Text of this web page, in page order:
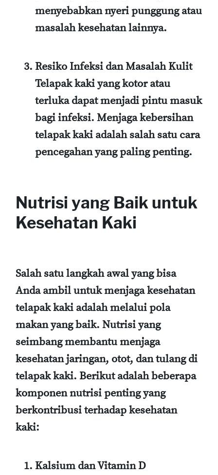
menyebabkan nyeri punggung atau
masalah kesehatan lainnya.
Resiko Infeksi dan Masalah Kulit
Telapak kaki yang kotor atau
terluka dapat menjadi pintu masuk
bagi infeksi. Menjaga kebersihan
telapak kaki adalah salah satu cara
pencegahan yang paling penting.
Nutrisi yang Baik untuk
Kesehatan Kaki
Salah satu langkah awal yang bisa
Anda ambil untuk menjaga kesehatan
telapak kaki adalah melalui pola
makan yang baik. Nutrisi yang
seimbang membantu menjaga
kesehatan jaringan, otot, dan tulang di
telapak kaki. Berikut adalah beberapa
komponen nutrisi penting yang
berkontribusi terhadap kesehatan
kaki:
Kalsium dan Vitamin D